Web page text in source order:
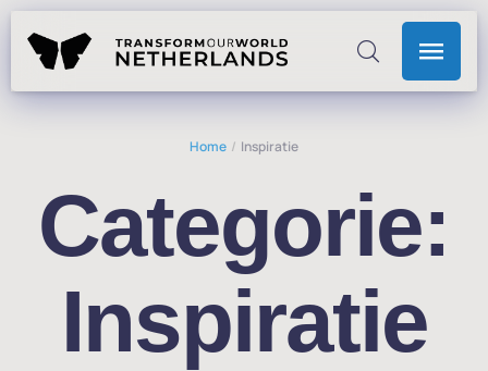
Home / Inspiratie
Categorie:
Inspiratie